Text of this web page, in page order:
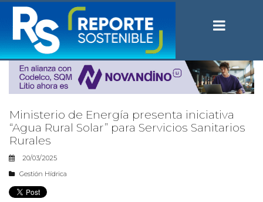
Ministerio de Energía presenta iniciativa
“Agua Rural Solar” para Servicios Sanitarios
Rurales
20/03/2025
Gestión Hídrica